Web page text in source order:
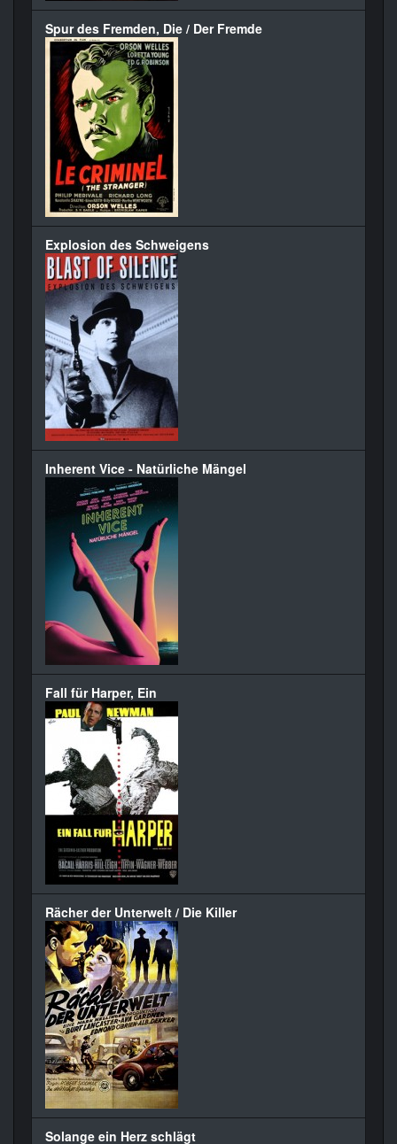
Spur des Fremden, Die / Der Fremde
Explosion des Schweigens
Inherent Vice - Natürliche Mängel
Fall für Harper, Ein
Rächer der Unterwelt / Die Killer
Solange ein Herz schlägt